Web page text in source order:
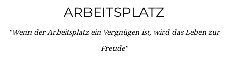
ARBEITSPLATZ
"Wenn der Arbeitsplatz ein Vergnügen ist, wird das Leben zur
Freude"